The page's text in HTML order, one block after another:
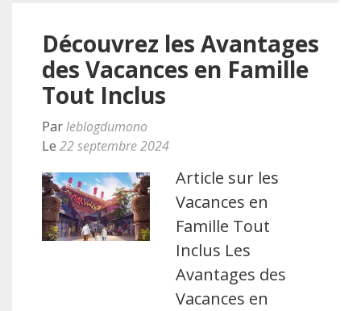
Découvrez les Avantages
des Vacances en Famille
Tout Inclus
Parleblogdumono
Le 22 septembre 2024
Article sur les
Vacances en
Famille Tout
Inclus Les
Avantages des
Vacances en